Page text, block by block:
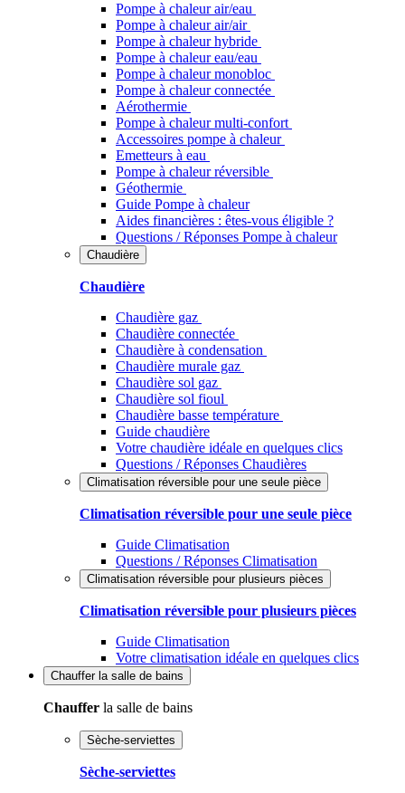
Pompe à chaleur air/eau
Pompe à chaleur air/air
Pompe à chaleur hybride
Pompe à chaleur​ eau/eau
Pompe à chaleur monobloc
Pompe à chaleur connectée
Aérothermie
Pompe à chaleur multi-confort
Accessoires pompe à chaleur
Emetteurs à eau
Pompe à chaleur réversible
Géothermie
Guide Pompe à chaleur
Aides financières : êtes-vous éligible ?
Questions / Réponses Pompe à chaleur
Chaudière
Chaudière
Chaudière gaz
Chaudière connectée
Chaudière à condensation
Chaudière murale gaz
Chaudière sol gaz
Chaudière sol fioul
Chaudière basse température
Guide chaudière
Votre chaudière idéale en quelques clics
Questions / Réponses Chaudières
Climatisation réversible pour une seule pièce
Climatisation réversible pour une seule pièce
Guide Climatisation
Questions / Réponses Climatisation
Climatisation réversible pour plusieurs pièces
Climatisation réversible pour plusieurs pièces
Guide Climatisation
Votre climatisation idéale en quelques clics
Chauffer la salle de bains
Chauffer la salle de bains
Sèche-serviettes
Sèche-serviettes